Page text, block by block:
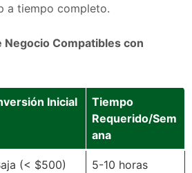
a tiempo completo.
Negocio Compatibles con
Inicial
Tiempo
Requerido/Sem
ana
(< $500) 5-10 horas